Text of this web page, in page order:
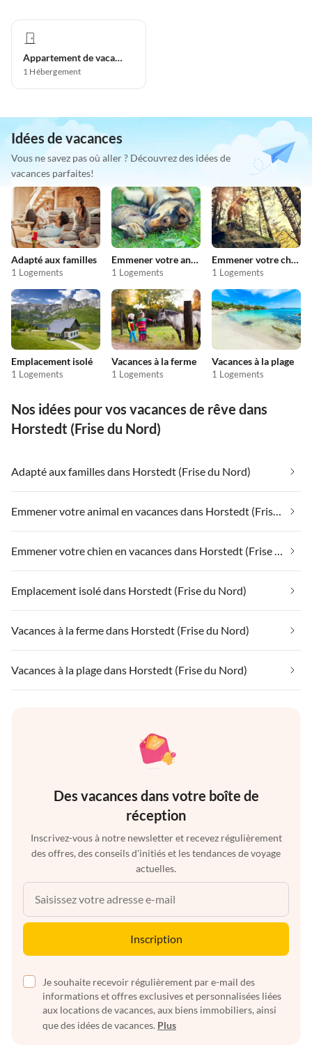
Appartement de vacances
1 Hébergement
Idées de vacances
Vous ne savez pas où aller ? Découvrez des idées de
vacances parfaites!
Adapté aux familles
1 Logements
Emmener votre animal en vacances
1 Logements
Emmener votre chien en vacances
1 Logements
Emplacement isolé
1 Logements
Vacances à la ferme
1 Logements
Vacances à la plage
1 Logements
Nos idées pour vos vacances de rêve dans
Horstedt (Frise du Nord)
Adapté aux familles dans Horstedt (Frise du Nord)
Emmener votre animal en vacances dans Horstedt (Frise du Nord)
Emmener votre chien en vacances dans Horstedt (Frise du Nord)
Emplacement isolé dans Horstedt (Frise du Nord)
Vacances à la ferme dans Horstedt (Frise du Nord)
Vacances à la plage dans Horstedt (Frise du Nord)
Des vacances dans votre boîte de
réception
Inscrivez-vous à notre newsletter et recevez régulièrement
des offres, des conseils d'initiés et les tendances de voyage
actuelles.
Inscription
Je souhaite recevoir régulièrement par e-mail des
informations et offres exclusives et personnalisées liées
aux locations de vacances, aux biens immobiliers, ainsi
que des idées de vacances. Plus